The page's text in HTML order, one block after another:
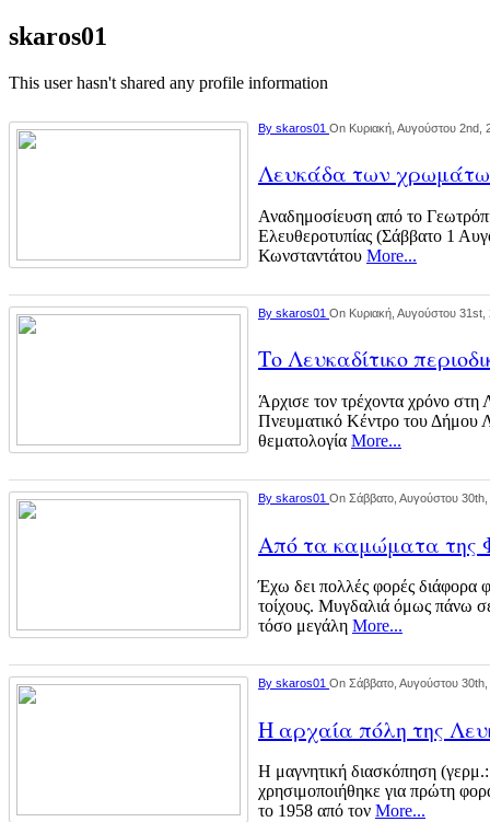
skaros01
This user hasn't shared any profile information
By skaros01 On Κυριακή, Αυγούστου 2nd,
Λευκάδα των
Αναδημοσίευση από το
Ελευθεροτυπίας (Σάββατο 1
Κωνσταντάτου More...
By skaros01 On Κυριακή, Αυγούστου 31st,
Το Λευκαδίτικο
Άρχισε τον τρέχοντα χρόνο
Πνευματικό Κέντρο του Δήμου
θεματολογία More...
By skaros01 On Σάββατο, Αυγούστου
Από τα καμώματα της
Έχω δει πολλές φορές διάφορα
τοίχους. Μυγδαλιά όμως πάνω σε
τόσο μεγάλη More...
By skaros01 On Σάββατο, Αυγούστου
Η αρχαία πόλη της
Η μαγνητική διασκόπηση
χρησιμοποιήθηκε για πρώτη
το 1958 από τον More...